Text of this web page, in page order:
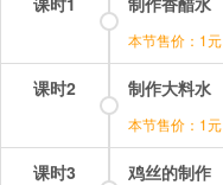
本节售价：1元
课时2 制作大料水
本节售价：1元
课时3 鸡丝的制作